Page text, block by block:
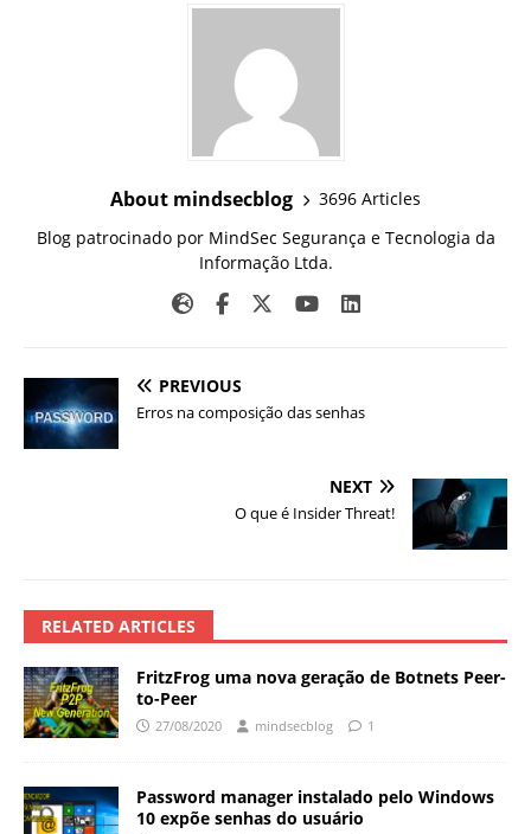
About mindsecblog
3696 Articles
Blog patrocinado por MindSec Segurança e Tecnologia da
Informação Ltda.
PREVIOUS
Erros na composição das senhas
NEXT
O que é Insider Threat!
RELATED ARTICLES
FritzFrog uma nova geração de Botnets Peer-
to-Peer
27/08/2020 mindsecblog 1
Password manager instalado pelo Windows
10 expõe senhas do usuário